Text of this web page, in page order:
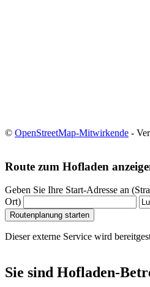
© OpenStreetMap-Mitwirkende -
Route zum Hofladen
Geben Sie Ihre Start-Adresse an
Ort)
Routenplanung starten
Dieser externe Service wird
Sie sind Hofladen-